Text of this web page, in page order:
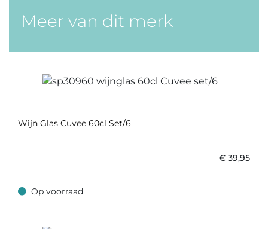
Meer van dit merk
Wijn Glas Cuvee 60cl Set/6
€ 39,95
Op voorraad
Op voorraad